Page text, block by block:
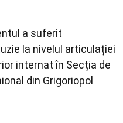
a suferit
la nivelul articulației
internat în Secția de
din Grigoriopol